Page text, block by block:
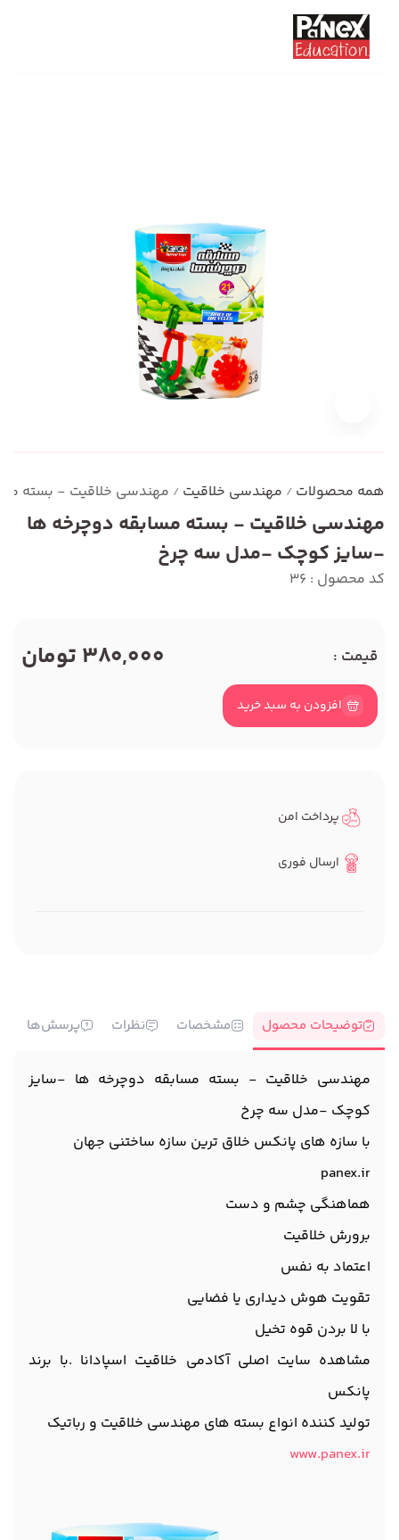
همه محصولات / مهندسی خلاقیت / مهندسی خلاقیت - بسته
مهندسی خلاقیت - بسته مسابقه دوچرخه ها
-سایز کوچک -مدل سه چرخ
کد محصول : 36
قیمت : 380,000 تومان
افزودن به سبد خرید
پرداخت امن
ارسال فوری
توضیحات محصول مشخصات نظرات پرسش‌ها
مهندسی خلاقیت - بسته مسابقه دوچرخه ها -سایز
کوچک -مدل سه چرخ
با سازه های پانکس خلاق ترین سازه ساختنی جهان
panex.ir
هماهنگی چشم و دست
برورش خلاقیت
اعتماد به نفس
تقویت هوش دیداری یا فضایی
با لا بردن قوه تخیل
مشاهده سایت اصلی آکادمی خلاقیت اسپادانا .با برند
پانکس
تولید کننده انواع بسته های مهندسی خلاقیت و رباتیک
www.panex.ir